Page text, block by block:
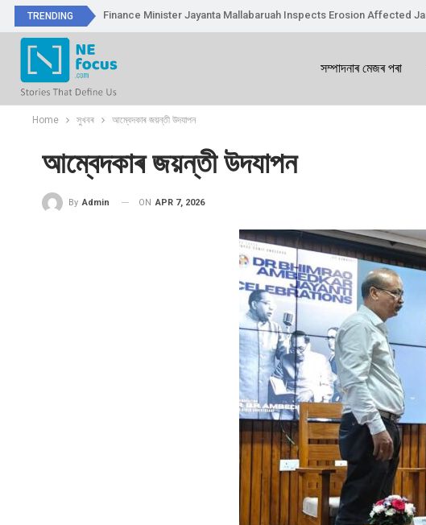
TRENDING Finance Minister Jayanta Mallabaruah Inspects Erosion Affected
সম্পাদনাৰ মেজৰ পৰা
Home সুখবৰ আম্বেদকাৰ জয়ন্তী উদযাপন
আম্বেদকাৰ জয়ন্তী উদযাপন
By Admin ON APR 7, 2026